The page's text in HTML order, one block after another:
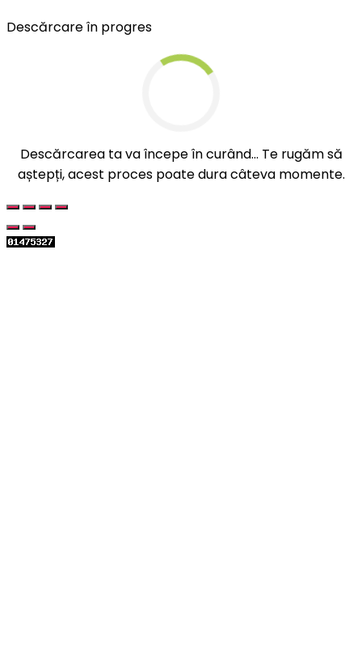
Descărcare în progres
Descărcarea ta va începe în curând... Te rugăm să
aștepți, acest proces poate dura câteva momente.